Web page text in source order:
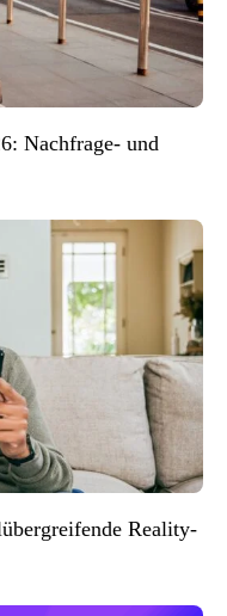
Nachfrage- und
Reality-